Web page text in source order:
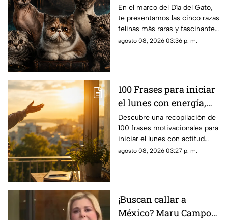
raras del mundo
En el marco del Día del Gato,
te presentamos las cinco razas
felinas más raras y fascinantes
del planeta por sus singulares
agosto 08, 2026 03:36 p. m.
100 Frases para iniciar
el lunes con energía,
motivación y éxito
Descubre una recopilación de
100 frases motivacionales para
iniciar el lunes con actitud
positiva, superar la rutina y
agosto 08, 2026 03:27 p. m.
¡Buscan callar a
México? Maru Campos